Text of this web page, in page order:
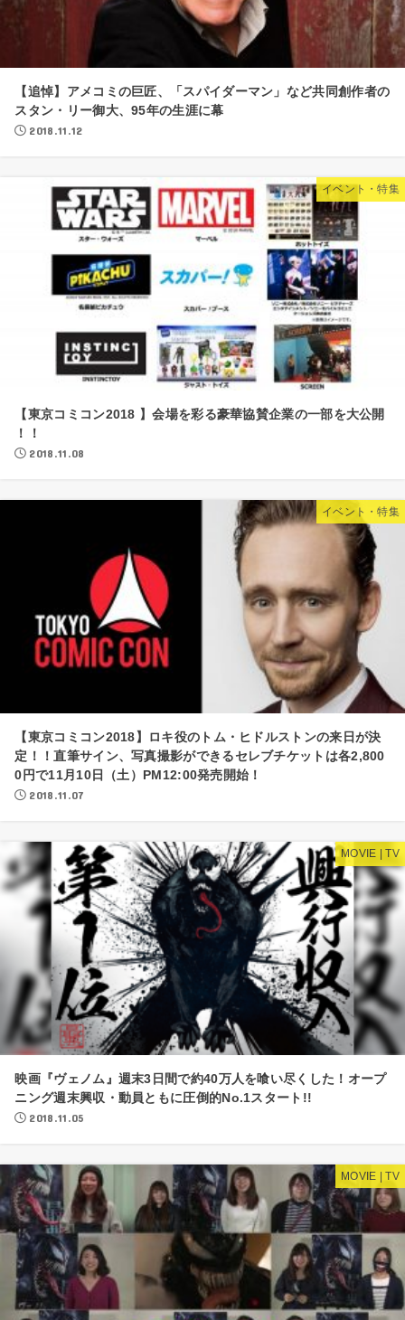
【追悼】アメコミの巨匠、「スパイダーマン」など共同創作者の
スタン・リー御大、95年の生涯に幕
2018.11.12
イベント・特集
【東京コミコン2018 】会場を彩る豪華協賛企業の一部を大公開
！！
2018.11.08
イベント・特集
【東京コミコン2018】ロキ役のトム・ヒドルストンの来日が決
定！！直筆サイン、写真撮影ができるセレブチケットは各2,800
0円で11月10日（土）PM12:00発売開始！
2018.11.07
MOVIE | TV
映画『ヴェノム』週末3日間で約40万人を喰い尽くした！オープ
ニング週末興収・動員ともに圧倒的No.1スタート!!
2018.11.05
MOVIE | TV